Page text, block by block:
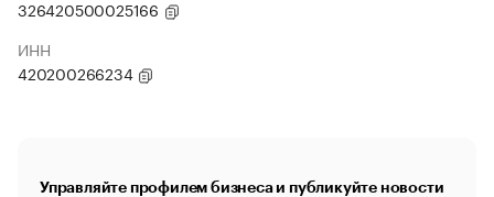
326420500025166
ИНН
420200266234
Управляйте профилем бизнеса и публикуйте новости